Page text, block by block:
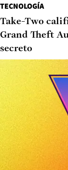
TECNOLOGÍA
Take-Two
Grand Theft
secreto